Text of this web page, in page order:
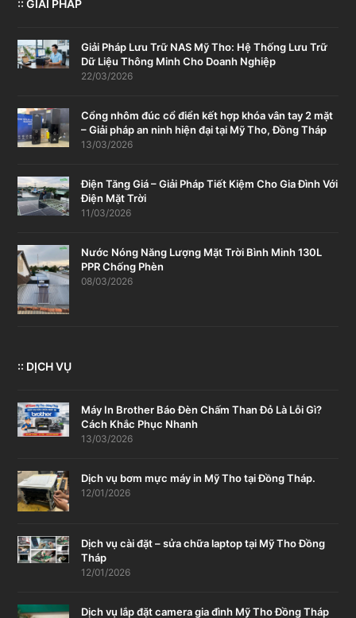
:: GIẢI PHÁP
Giải Pháp Lưu Trữ NAS Mỹ Tho: Hệ Thống Lưu Trữ
Dữ Liệu Thông Minh Cho Doanh Nghiệp
22/03/2026
Cổng nhôm đúc cổ điển kết hợp khóa vân tay 2 mặt
– Giải pháp an ninh hiện đại tại Mỹ Tho, Đồng Tháp
13/03/2026
Điện Tăng Giá – Giải Pháp Tiết Kiệm Cho Gia Đình Với
Điện Mặt Trời
11/03/2026
Nước Nóng Năng Lượng Mặt Trời Bình Minh 130L
PPR Chống Phèn
08/03/2026
:: DỊCH VỤ
Máy In Brother Báo Đèn Chấm Than Đỏ Là Lỗi Gì?
Cách Khắc Phục Nhanh
13/03/2026
Dịch vụ bơm mực máy in Mỹ Tho tại Đồng Tháp.
12/01/2026
Dịch vụ cài đặt – sửa chữa laptop tại Mỹ Tho Đồng
Tháp
12/01/2026
Dịch vụ lắp đặt camera gia đình Mỹ Tho Đồng Tháp